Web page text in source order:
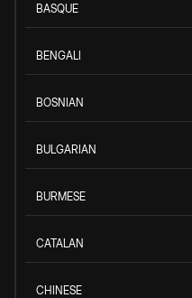
BASQUE
BENGALI
BOSNIAN
BULGARIAN
BURMESE
CATALAN
CHINESE